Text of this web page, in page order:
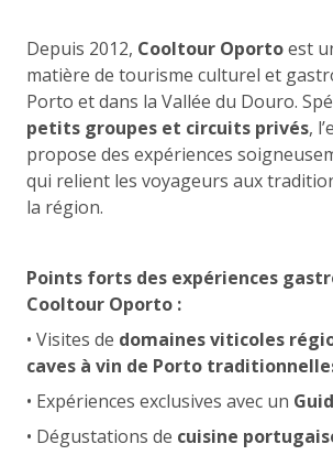
Depuis 2012, Cooltour Oportoest
matière de tourisme culturel et
Porto et dans la Vallée du Douro.
petits groupes et circuits privés,
propose des expériences
qui relient les voyageurs aux
la région.
Points forts des expériences
Cooltour Oporto :
• Visites de domaines viticoles
caves à vin de Porto
• Expériences exclusives avec un
• Dégustations de cuisine